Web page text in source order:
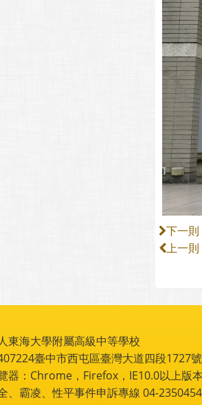
下一則
上一則
東海大學附屬高級中等學校
臺中市西屯區臺灣大道四段1727
器：Chrome，Firefox，IE10.0以上版
、霸凌、性平事件申訴專線 04-